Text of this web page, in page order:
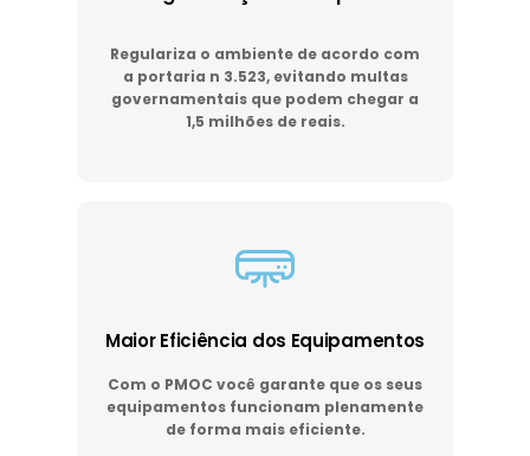
Regulariza o ambiente de acordo com
a portaria n 3.523, evitando multas
governamentais que podem chegar a
1,5 milhões de reais.
Maior Eficiência dos Equipamentos
Com o PMOC você garante que os seus
equipamentos funcionam plenamente
de forma mais eficiente.